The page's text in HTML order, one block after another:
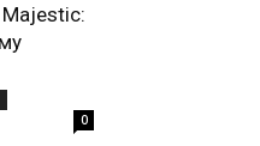
Majestic:
0